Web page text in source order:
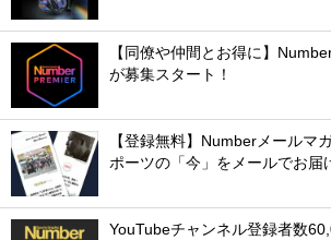
【同僚や仲間とお得に】
が募集スタート！
【登録無料】Numberメールマ
ポーツの「今」をメールでお届
YouTubeチャンネル登録者数